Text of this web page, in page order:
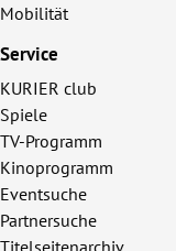
Mobilität
Service
KURIER club
Spiele
TV-Programm
Kinoprogramm
Eventsuche
Partnersuche
Titelseitenarchiv